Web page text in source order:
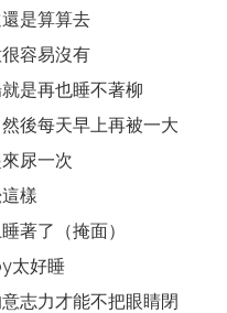
是算算去
容易沒有
是再也睡不著柳
後每天早上再被一大
尿一次
樣
著了（掩面）
太好睡
志力才能不把眼睛閉